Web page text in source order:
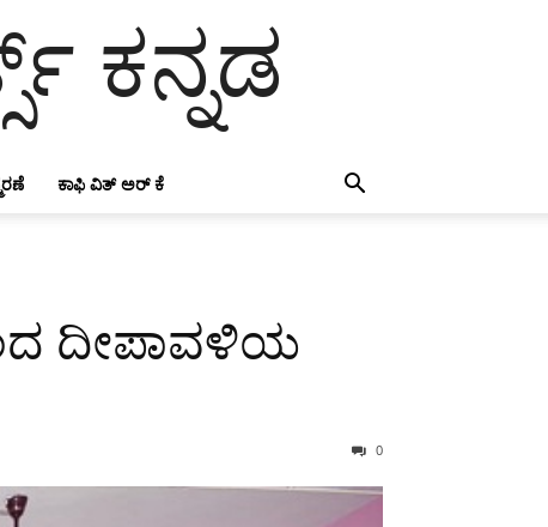
ಕನ್ನಡ
ಕಾಫಿ ವಿತ್ ಅರ್ ಕೆ
ದೀಪಾವಳಿಯ
0